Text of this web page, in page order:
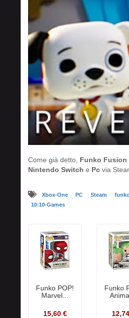
Come già detto, Funko Fusion
Nintendo Switch e Pc via
Xbox-One PC Steam
10:10-Games
Funko POP!
Marvel...
15,60 €
Funko